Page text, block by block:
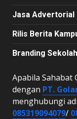
Jasa Advertorial
Rilis Berita
Branding Sekolah
Apabila Sahabat
dengan PT.
menghubungi
085319094079/